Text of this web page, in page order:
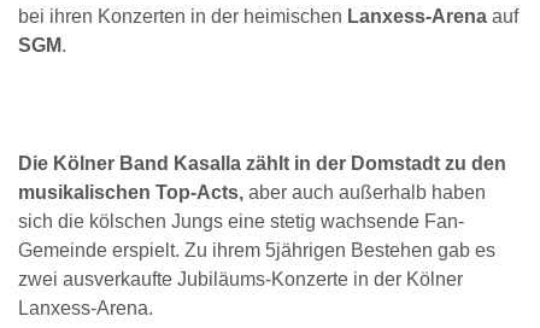
bei ihren Konzerten in der heimischen Lanxess-Arena auf
SGM.
Die Kölner Band Kasalla zählt in der Domstadt zu den
musikalischen Top-Acts, aber auch außerhalb haben
sich die kölschen Jungs eine stetig wachsende Fan-
Gemeinde erspielt. Zu ihrem 5jährigen Bestehen gab es
zwei ausverkaufte Jubiläums-Konzerte in der Kölner
Lanxess-Arena.